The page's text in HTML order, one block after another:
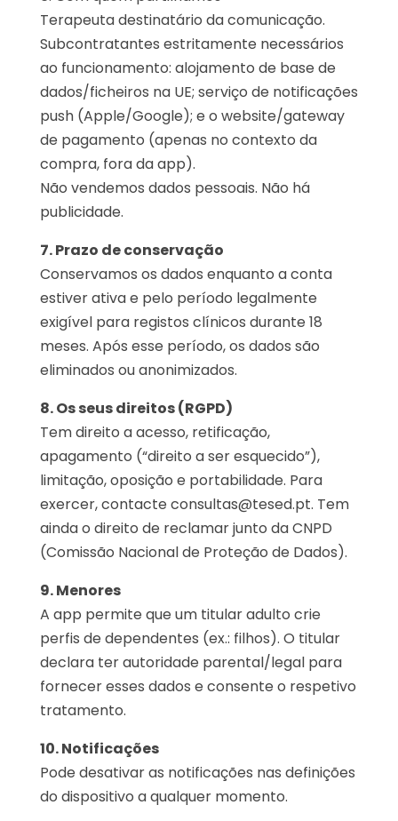
Terapeuta destinatário da comunicação.
Subcontratantes estritamente necessários
ao funcionamento: alojamento de base de
dados/ficheiros na UE; serviço de notificações
push (Apple/Google); e o website/gateway
de pagamento (apenas no contexto da
compra, fora da app).
Não vendemos dados pessoais. Não há
publicidade.
7. Prazo de conservação
Conservamos os dados enquanto a conta
estiver ativa e pelo período legalmente
exigível para registos clínicos durante 18
meses. Após esse período, os dados são
eliminados ou anonimizados.
8. Os seus direitos (RGPD)
Tem direito a acesso, retificação,
apagamento (“direito a ser esquecido”),
limitação, oposição e portabilidade. Para
exercer, contacte consultas@tesed.pt. Tem
ainda o direito de reclamar junto da CNPD
(Comissão Nacional de Proteção de Dados).
9. Menores
A app permite que um titular adulto crie
perfis de dependentes (ex.: filhos). O titular
declara ter autoridade parental/legal para
fornecer esses dados e consente o respetivo
tratamento.
10. Notificações
Pode desativar as notificações nas definições
do dispositivo a qualquer momento.